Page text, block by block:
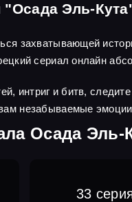
"Осада Эль-
захватывающей
сериал онлайн
интриг и битв,
незабываемые
Осада Эль-
33